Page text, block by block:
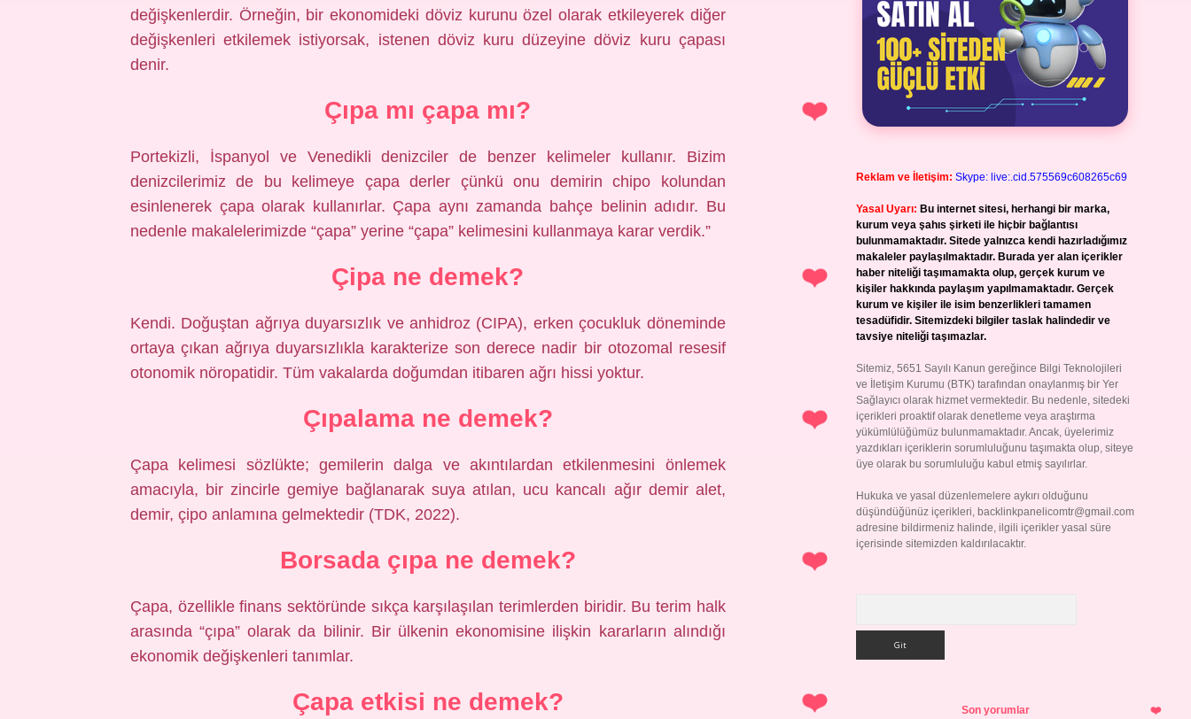
değişkenlerdir. Örneğin, bir ekonomideki döviz kurunu özel olarak etkileyerek diğer
değişkenleri etkilemek istiyorsak, istenen döviz kuru düzeyine döviz kuru çapası
denir.
Çıpa mı çapa mı?
Portekizli, İspanyol ve Venedikli denizciler de benzer kelimeler kullanır. Bizim
denizcilerimiz de bu kelimeye çapa derler çünkü onu demirin chipo kolundan
esinlenerek çapa olarak kullanırlar. Çapa aynı zamanda bahçe belinin adıdır. Bu
nedenle makalelerimizde “çapa” yerine “çapa” kelimesini kullanmaya karar verdik.”
Çipa ne demek?
Kendi. Doğuştan ağrıya duyarsızlık ve anhidroz (CIPA), erken çocukluk döneminde
ortaya çıkan ağrıya duyarsızlıkla karakterize son derece nadir bir otozomal resesif
otonomik nöropatidir. Tüm vakalarda doğumdan itibaren ağrı hissi yoktur.
Çıpalama ne demek?
Çapa kelimesi sözlükte; gemilerin dalga ve akıntılardan etkilenmesini önlemek
amacıyla, bir zincirle gemiye bağlanarak suya atılan, ucu kancalı ağır demir alet,
demir, çipo anlamına gelmektedir (TDK, 2022).
Borsada çıpa ne demek?
Çapa, özellikle finans sektöründe sıkça karşılaşılan terimlerden biridir. Bu terim halk
arasında “çıpa” olarak da bilinir. Bir ülkenin ekonomisine ilişkin kararların alındığı
ekonomik değişkenleri tanımlar.
Çapa etkisi ne demek?
Reklam ve İletişim: Skype: live:.cid.575569c608265c69
Yasal Uyarı: Bu internet sitesi, herhangi bir marka,
kurum veya şahıs şirketi ile hiçbir bağlantısı
bulunmamaktadır. Sitede yalnızca kendi hazırladığımız
makaleler paylaşılmaktadır. Burada yer alan içerikler
haber niteliği taşımamakta olup, gerçek kurum ve
kişiler hakkında paylaşım yapılmamaktadır. Gerçek
kurum ve kişiler ile isim benzerlikleri tamamen
tesadüfidir. Sitemizdeki bilgiler taslak halindedir ve
tavsiye niteliği taşımazlar.
Sitemiz, 5651 Sayılı Kanun gereğince Bilgi Teknolojileri
ve İletişim Kurumu (BTK) tarafından onaylanmış bir Yer
Sağlayıcı olarak hizmet vermektedir. Bu nedenle, sitedeki
içerikleri proaktif olarak denetleme veya araştırma
yükümlülüğümüz bulunmamaktadır. Ancak, üyelerimiz
yazdıkları içeriklerin sorumluluğunu taşımakta olup, siteye
üye olarak bu sorumluluğu kabul etmiş sayılırlar.
Hukuka ve yasal düzenlemelere aykırı olduğunu
düşündüğünüz içerikleri, backlinkpanelicomtr@gmail.com
adresine bildirmeniz halinde, ilgili içerikler yasal süre
içerisinde sitemizden kaldırılacaktır.
Son yorumlar